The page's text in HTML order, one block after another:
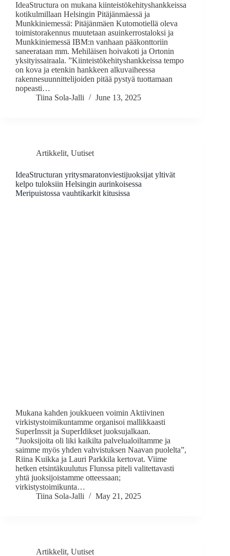
IdeaStructura on mukana kiinteistökehityshankkeissa
kotikulmillaan Helsingin Pitäjänmäessä ja
Munkkiniemessä: Pitäjänmäen Kutomotiellä oleva
toimistorakennus muutetaan asuinkerrostaloksi ja
Munkkiniemessä IBM:n vanhaan pääkonttoriin
saneerataan mm. Mehiläisen hoivakoti ja Ortonin
yksityissairaala. ”Kiinteistökehityshankkeissa tempo
on kova ja etenkin hankkeen alkuvaiheessa
rakennesuunnittelijoiden pitää pystyä tuottamaan
nopeasti…
Tiina Sola-Jalli
June 13, 2025
Artikkelit, Uutiset
IdeaStructuran yritysmaratonviestijuoksijat yltivät
kelpo tuloksiin Helsingin aurinkoisessa
Meripuistossa vauhtikarkit kitusissa
Mukana kahden joukkueen voimin Aktiivinen
virkistystoimikuntamme organisoi mallikkaasti
SuperInssit ja SuperIdikset juoksujalkaan.
”Juoksijoita oli liki kaikilta palvelualoiltamme ja
saimme myös yhden vahvistuksen Naavan puolelta”,
Riina Kuikka ja Lauri Parkkila kertovat. Viime
hetken etsintäkuulutus Flunssa piteli valitettavasti
yhtä juoksijoistamme otteessaan;
virkistystoimikunta…
Tiina Sola-Jalli
May 21, 2025
Artikkelit, Uutiset